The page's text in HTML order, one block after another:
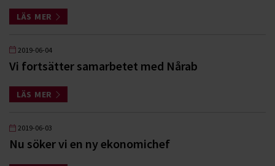
LÄS MER
2019-06-04
Vi fortsätter samarbetet med Nårab
LÄS MER
2019-06-03
Nu söker vi en ny ekonomichef